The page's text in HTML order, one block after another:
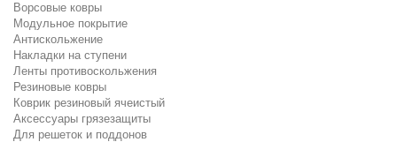
Ворсовые ковры
Модульное покрытие
Антискольжение
Накладки на ступени
Ленты противоскольжения
Резиновые ковры
Коврик резиновый ячеистый
Аксессуары грязезащиты
Для решеток и поддонов